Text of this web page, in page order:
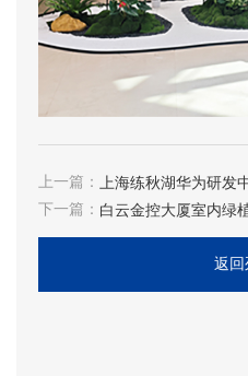
上一篇：
上海练秋湖华为研发
下一篇： 白云金控大厦室内绿
返回